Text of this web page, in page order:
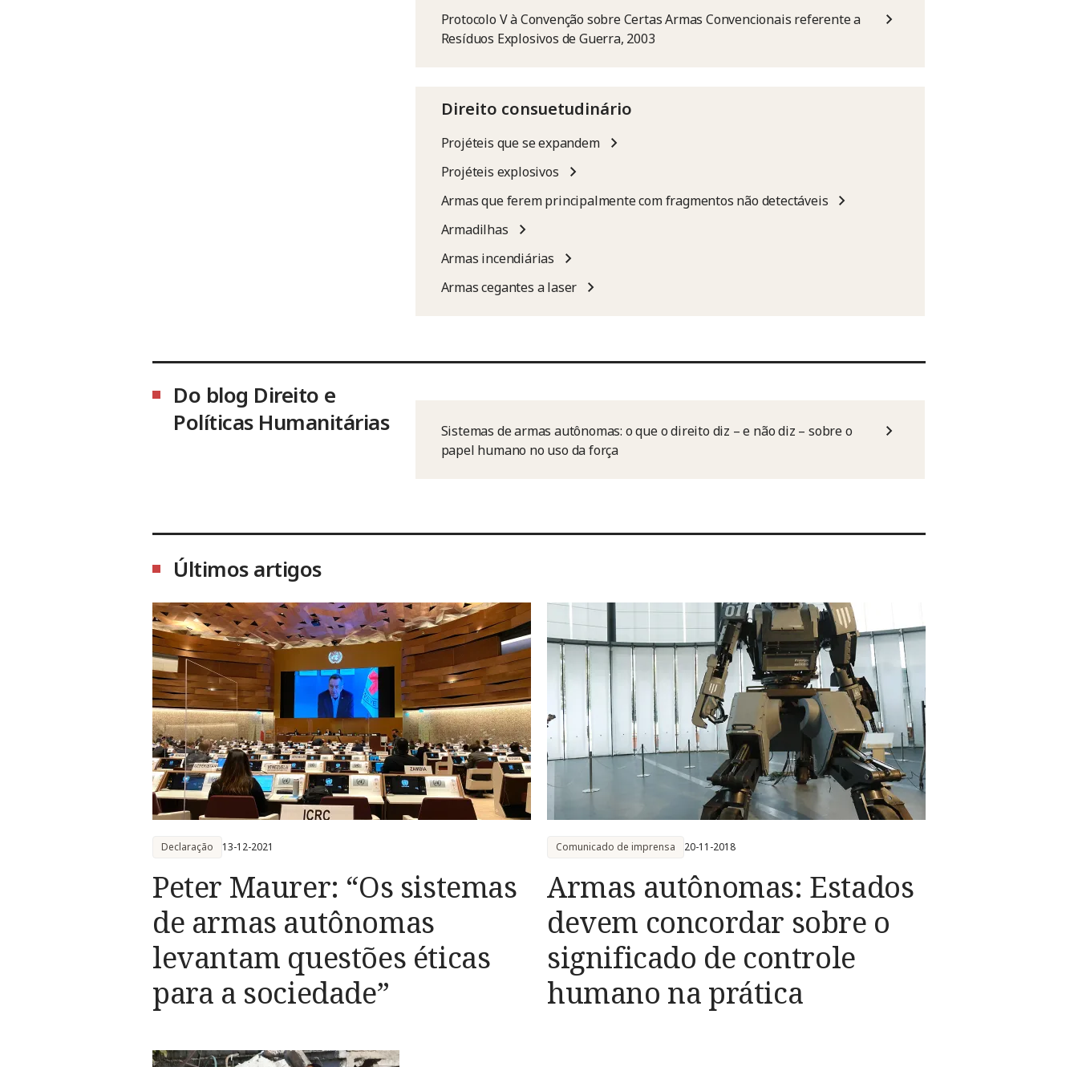
Protocolo V à Convenção sobre Certas Armas Convencionais referente a
Resíduos Explosivos de Guerra, 2003
Direito consuetudinário
Projéteis que se expandem
Projéteis explosivos
Armas que ferem principalmente com fragmentos não detectáveis
Armadilhas
Armas incendiárias
Armas cegantes a laser
Do blog Direito e
Políticas Humanitárias
Sistemas de armas autônomas: o que o direito diz – e não diz – sobre o
papel humano no uso da força
Últimos artigos
Peter Maurer: “Os sistemas
de armas autônomas
levantam questões éticas
para a sociedade”
Declaração 13-12-2021
Armas autônomas: Estados
devem concordar sobre o
significado de controle
humano na prática
Comunicado de imprensa 20-11-2018